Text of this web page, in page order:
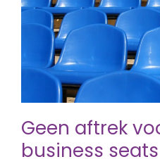
Geen aftrek
business seats